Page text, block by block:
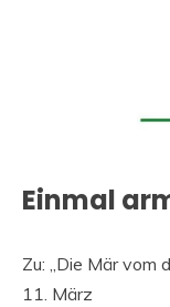
Einmal
Zu: „Die Mär vom
11. März